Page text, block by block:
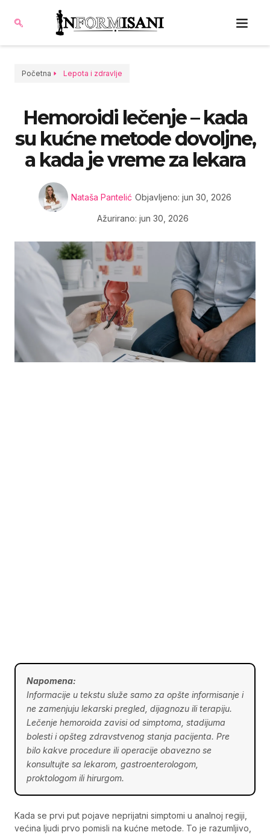
Početna Lepota i zdravlje
Hemoroidi lečenje – kada
su kućne metode dovoljne,
a kada je vreme za lekara
Nataša Pantelić Objavljeno: jun 30, 2026
Ažurirano: jun 30, 2026
Napomena:
Informacije u tekstu služe samo za opšte informisanje i
ne zamenjuju lekarski pregled, dijagnozu ili terapiju.
Lečenje hemoroida zavisi od simptoma, stadijuma
bolesti i opšteg zdravstvenog stanja pacijenta. Pre
bilo kakve procedure ili operacije obavezno se
konsultujte sa lekarom, gastroenterologom,
proktologom ili hirurgom.
Kada se prvi put pojave neprijatni simptomi u analnoj regiji,
većina ljudi prvo pomisli na kućne metode. To je razumljivo,